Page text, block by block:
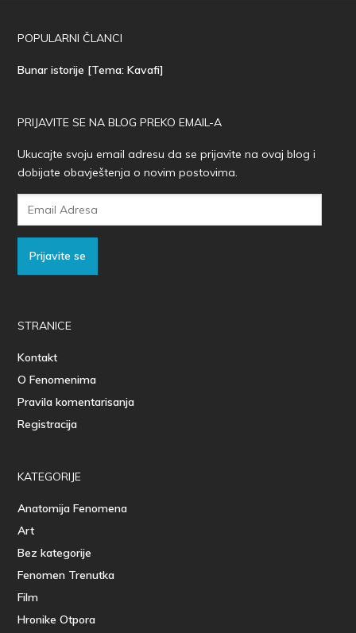
POPULARNI ČLANCI
Bunar istorije [Tema: Kavafi]
PRIJAVITE SE NA BLOG PREKO EMAIL-A
Ukucajte svoju email adresu da se prijavite na ovaj blog i
dobijate obavještenja o novim postovima.
Prijavite se
STRANICE
Kontakt
O Fenomenima
Pravila komentarisanja
Registracija
KATEGORIJE
Anatomija Fenomena
Art
Bez kategorije
Fenomen Trenutka
Film
Hronike Otpora